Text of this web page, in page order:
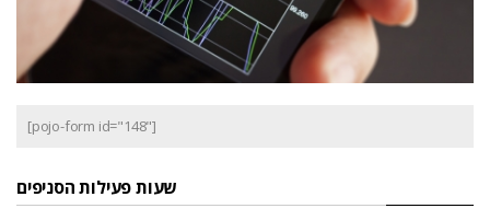
[pojo-form id="148"]
שעות פעילות הסניפים